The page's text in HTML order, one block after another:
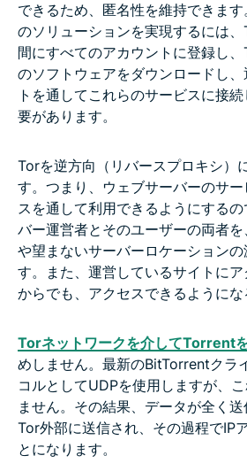
できるため、匿名性を維持できま
のソリューションを実現するには
間にすべてのアカウントに登録し
のソフトウェアをダウンロードし
トを通してこれらのサービスに接
要があります。
Torを逆方向（リバースプロキシ）
す。つまり、ウェブサーバーのサ
スを通して利用できるようにする
バー運営者とそのユーザーの両者
や望まないサーバーロケーションの
す。また、運営しているサイトに
からでも、アクセスできるようにな
Torネットワークを介してTorrent
めしません。最新のBitTorrentクラ
コルとしてUDPを使用しますが、
ません。その結果、データが全く
Tor外部に送信され、その過程でIP
とになります。